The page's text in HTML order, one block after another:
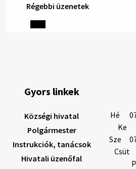
Helyi közlemények:
1/ AZ IVÓVÍZ NEM MAGÁTÓL
Helyi közlemények:
Gyászhirdetés: 2026.08.05. 1/
Régebbi üzenetek
Gyors linkek
Községi hivatal
Polgármester
Instrukciók, tanácsok
Hivatali üzenőfal
Hé
Ke
Sze
Csüt